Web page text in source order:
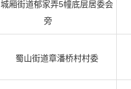
城厢街道郁家弄5幢底层居委会
旁
蜀山街道章潘桥村村委